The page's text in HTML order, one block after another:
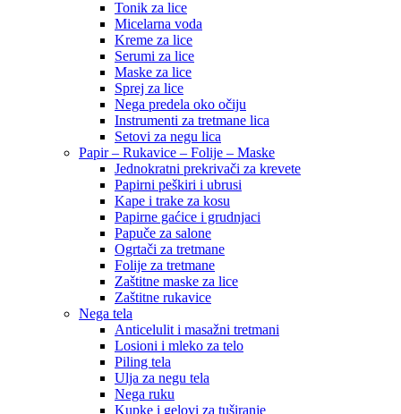
Tonik za lice
Micelarna voda
Kreme za lice
Serumi za lice
Maske za lice
Sprej za lice
Nega predela oko očiju
Instrumenti za tretmane lica
Setovi za negu lica
Papir – Rukavice – Folije – Maske
Jednokratni prekrivači za krevete
Papirni peškiri i ubrusi
Kape i trake za kosu
Papirne gaćice i grudnjaci
Papuče za salone
Ogrtači za tretmane
Folije za tretmane
Zaštitne maske za lice
Zaštitne rukavice
Nega tela
Anticelulit i masažni tretmani
Losioni i mleko za telo
Piling tela
Ulja za negu tela
Nega ruku
Kupke i gelovi za tuširanje